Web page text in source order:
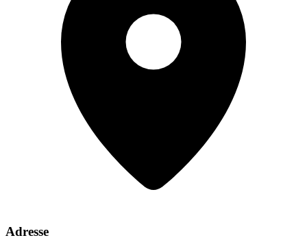
Adresse